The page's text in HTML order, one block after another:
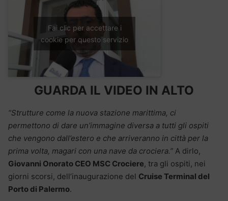
Fai clic per accettare i
cookie per questo servizio
GUARDA IL VIDEO IN ALTO
“Strutture come la nuova stazione marittima, ci
permettono di dare un’immagine diversa a tutti gli ospiti
che vengono dall’estero e che arriveranno in città per la
prima volta, magari con una nave da crociera.” A dirlo,
Giovanni Onorato CEO MSC Crociere, tra gli ospiti, nei
giorni scorsi, dell’inaugurazione del Cruise Terminal del
Porto di Palermo.